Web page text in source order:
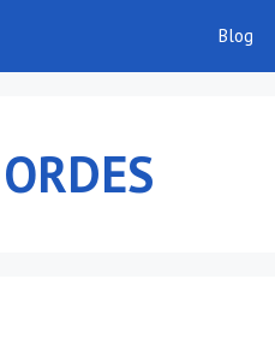
Blog
ORDES